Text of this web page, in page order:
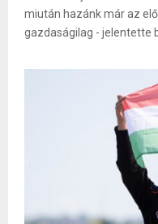
miután hazánk már az
gazdaságilag - jelentette